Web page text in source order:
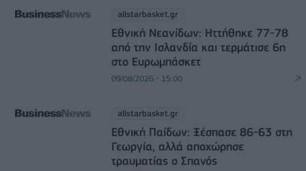
allstarbasket.gr
Εθνική Νεανίδων: Ηττήθηκε 77-78
από την Ισλανδία και τερμάτισε 6η
στο Ευρωμπάσκετ
09/08/2026 - 15:00
allstarbasket.gr
Εθνική Παίδων: Ξέσπασε 86-63 στη
Γεωργία, αλλά αποχώρησε
τραυματίας ο Σπανός